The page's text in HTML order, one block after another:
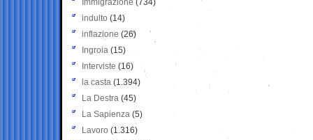
Immigrazione (734)
indulto (14)
inflazione (26)
Ingroia (15)
Interviste (16)
la casta (1.394)
La Destra (45)
La Sapienza (5)
Lavoro (1.316)